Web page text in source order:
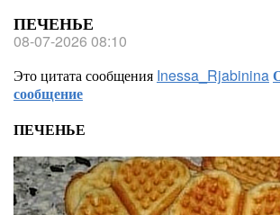
ПЕЧЕНЬЕ
08-07-2026 08:10
Это цитата сообщения Inessa_Rjabinina
сообщение
ПЕЧЕНЬЕ